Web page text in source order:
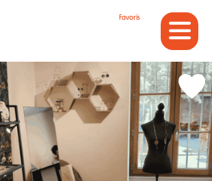
Favoris